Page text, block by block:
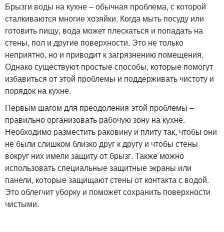
Брызги воды на кухне – обычная проблема, с которой
сталкиваются многие хозяйки. Когда мыть посуду или
готовить пищу, вода может плескаться и попадать на
стены, пол и другие поверхности. Это не только
неприятно, но и приводит к загрязнению помещения.
Однако существуют простые способы, которые помогут
избавиться от этой проблемы и поддерживать чистоту и
порядок на кухне.
Первым шагом для преодоления этой проблемы –
правильно организовать рабочую зону на кухне.
Необходимо разместить раковину и плиту так, чтобы они
не были слишком близко друг к другу и чтобы стены
вокруг них имели защиту от брызг. Также можно
использовать специальные защитные экраны или
панели, которые защищают стены от контакта с водой.
Это облегчит уборку и поможет сохранить поверхности
чистыми.